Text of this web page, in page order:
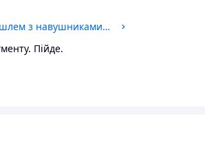
Комплект бронешлем з навушниками Каска Fast Tor Wendy РЕ з активними навушниками Walker`s K2 Razor Шолом
Пійде.